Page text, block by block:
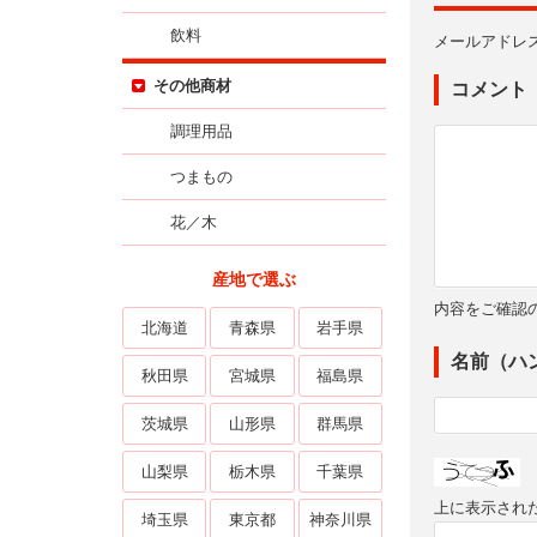
メールアドレ
コメント
内容をご確認
名前（ハ
上に表示さ
飲料
その他商材
調理用品
つまもの
花／木
産地で選ぶ
北海道 青森県 岩手県
秋田県 宮城県 福島県
茨城県 山形県 群馬県
山梨県 栃木県 千葉県
埼玉県 東京都 神奈川県